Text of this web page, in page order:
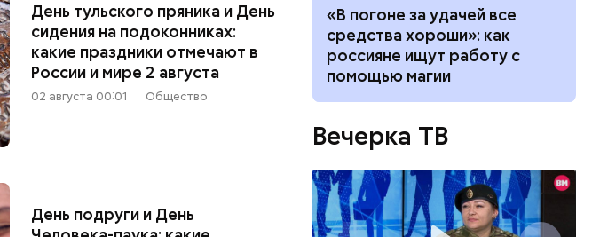
День тульского пряника и День
сидения на подоконниках:
какие праздники отмечают в
России и мире 2 августа
02 августа 00:01 Общество
День подруги и День
ли
Людей разбросало по
проезжей части: как
легковушка сбила толпу
пешеходов в Омске
«В погоне за удачей все
средства хороши»: как
россияне ищут работу с
помощью магии
Вечерка ТВ